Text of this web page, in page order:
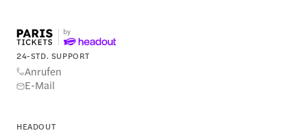
24-STD. SUPPORT
Anrufen
E-Mail
HEADOUT